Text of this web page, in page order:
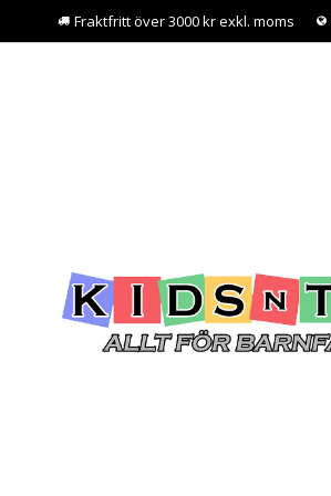
Fraktfritt över 3000 kr exkl. moms